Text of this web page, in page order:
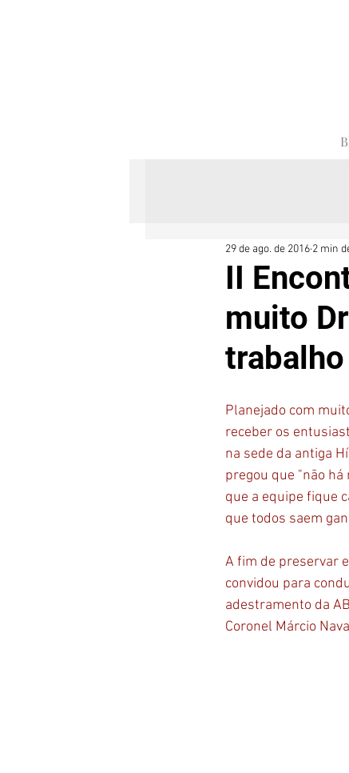
II
muito
29 de ago. de 2016 2 min
Planejado com
receber os
na sede da antiga
pregou que "não
que a equipe fique
que todos saem
A fim de preservar
convidou para
adestramento da
Coronel Márcio